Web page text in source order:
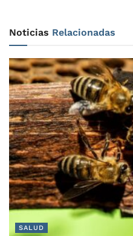
Noticias Relacionadas
SALUD